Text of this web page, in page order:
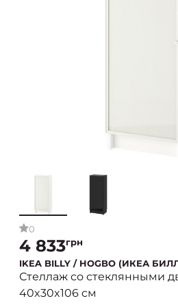
0
4 833грн
IKEA BILLY / HOGBO (ИКЕА
Стеллаж со стеклянными
40x30x106 см